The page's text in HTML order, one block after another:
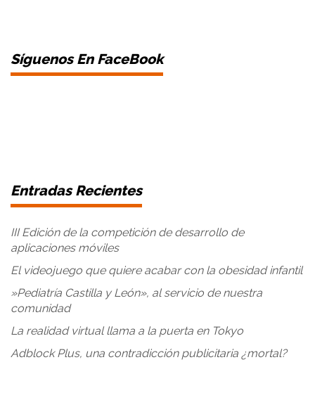
Síguenos En FaceBook
Entradas Recientes
III Edición de la competición de desarrollo de
aplicaciones móviles
El videojuego que quiere acabar con la obesidad infantil
»Pediatría Castilla y León», al servicio de nuestra
comunidad
La realidad virtual llama a la puerta en Tokyo
Adblock Plus, una contradicción publicitaria ¿mortal?